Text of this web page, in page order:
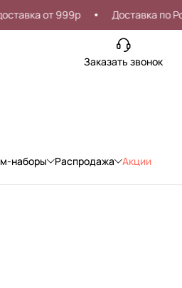
от 999р Доставка по России
Заказать звонок
наборы Распродажа Акции